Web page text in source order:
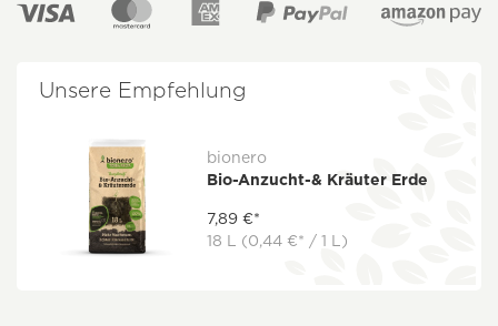
Unsere Empfehlung
bionero
Bio-Anzucht-& Kräuter Erde
7,89 €*
18 L (0,44 €* / 1 L)